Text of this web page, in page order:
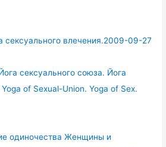
сексуального влечения.2009-09-27
сексуального союза. Йога
of Sexual-Union. Yoga of Sex.
одиночества Женщины и